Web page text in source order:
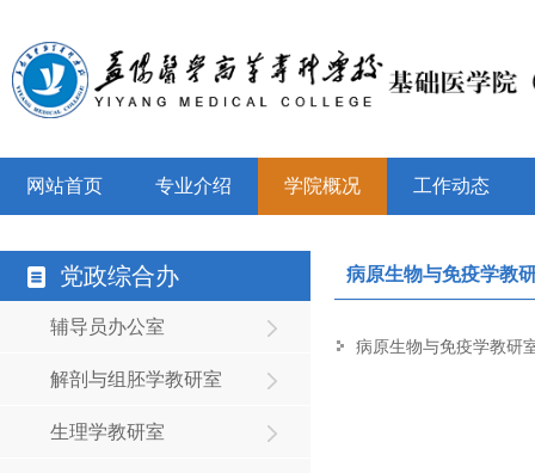
网站首页 专业介绍 学院概况 工作动态
党政综合办
辅导员办公室
解剖与组胚学教研室
生理学教研室
病原生物与免疫学教
病原生物与免疫学教研